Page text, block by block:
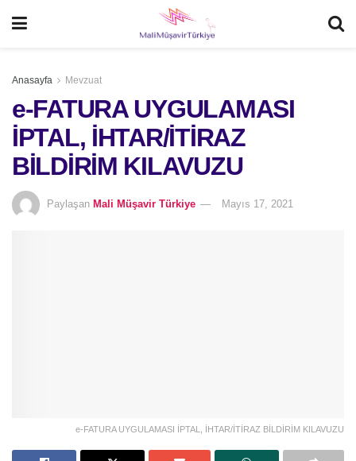
Anasayfa Mevzuat
e-FATURA UYGULAMASI
İPTAL, İHTAR/İTİRAZ
BİLDİRİM KILAVUZU
Paylaşan Mali Müşavir Türkiye Mayıs 17, 2021
e-FATURA UYGULAMASI İPTAL, İHTAR/İTİRAZ BİLDİRİM KILAVUZU